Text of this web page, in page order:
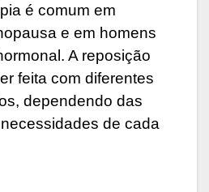
é comum em
e em homens
A reposição
feita com diferentes
dependendo das
de cada